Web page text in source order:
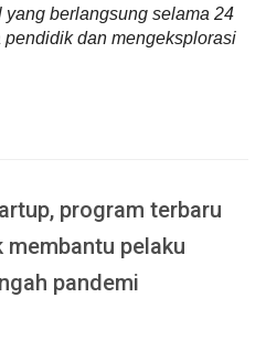
berlangsung selama 24
dan mengeksplorasi
program terbaru
pelaku
pandemi